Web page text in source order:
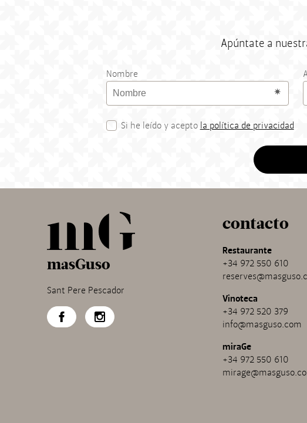
Apúntate a
Nombre
Si he leído y acepto la política de privacidad
masGuso
Sant Pere Pescador
contacto
Restaurante
+34 972 550 610
Vinoteca
+34 972 520 379
info@masguso.com
miraGe
+34 972 550 610